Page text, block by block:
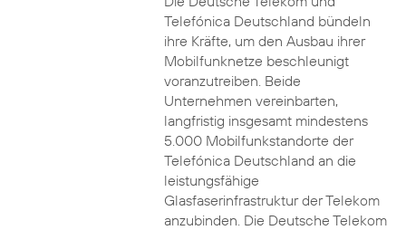
Telefónica Deutschland bündeln
ihre Kräfte, um den Ausbau ihrer
Mobilfunknetze beschleunigt
voranzutreiben. Beide
Unternehmen vereinbarten,
langfristig insgesamt mindestens
5.000 Mobilfunkstandorte der
Telefónica Deutschland an die
leistungsfähige
Glasfaserinfrastruktur der Telekom
anzubinden. Die Deutsche Telekom